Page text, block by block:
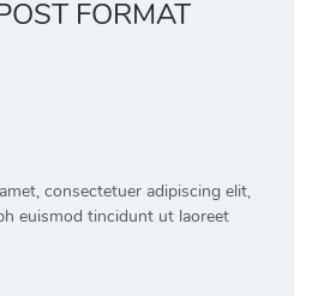
FORMAT
consectetuer adipiscing elit,
euismod tincidunt ut laoreet